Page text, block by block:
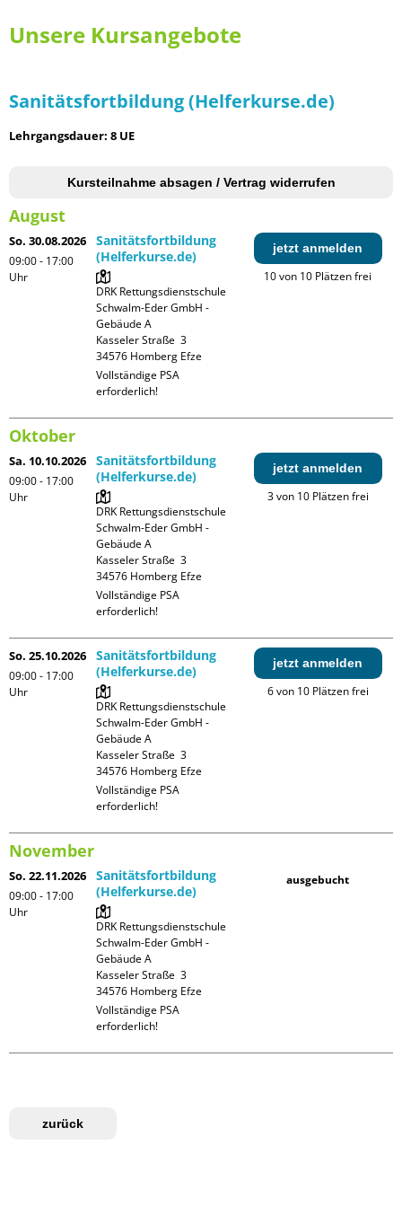
Unsere Kursangebote
Sanitätsfortbildung (Helferkurse.de)
Lehrgangsdauer: 8 UE
Kursteilnahme absagen / Vertrag widerrufen
August
So. 30.08.2026
09:00 - 17:00
Uhr
Sanitätsfortbildung
(Helferkurse.de)
DRK Rettungsdienstschule
Schwalm-Eder GmbH -
Gebäude A
Kasseler Straße  3
Vollständige PSA
erforderlich!
jetzt anmelden
10 von 10 Plätzen frei
Oktober
Sa. 10.10.2026
09:00 - 17:00
Uhr
Sanitätsfortbildung
(Helferkurse.de)
DRK Rettungsdienstschule
Schwalm-Eder GmbH -
Gebäude A
Kasseler Straße  3
Vollständige PSA
erforderlich!
jetzt anmelden
3 von 10 Plätzen frei
So. 25.10.2026
09:00 - 17:00
Uhr
Sanitätsfortbildung
(Helferkurse.de)
DRK Rettungsdienstschule
Schwalm-Eder GmbH -
Gebäude A
Kasseler Straße  3
Vollständige PSA
erforderlich!
jetzt anmelden
6 von 10 Plätzen frei
November
So. 22.11.2026
09:00 - 17:00
Uhr
Sanitätsfortbildung
(Helferkurse.de)
DRK Rettungsdienstschule
Schwalm-Eder GmbH -
Gebäude A
Kasseler Straße  3
Vollständige PSA
erforderlich!
ausgebucht
zurück